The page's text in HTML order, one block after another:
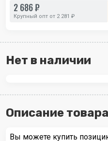
2 686 ₽
Крупный опт от 2 281 ₽
Нет в наличии
Описание товара
Вы можете купить